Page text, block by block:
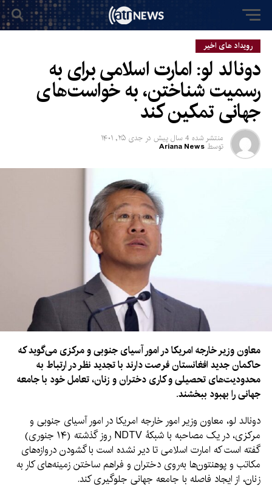
رویداد های اخیر
دونالد لو: امارت اسلامی برای به
رسمیت شناختن، به خواست‌های
جهانی تمکین کند
منتشر شده 4 سال پیش در جدی ۲۵, ۱۴۰۱
توسط Ariana News
معاون وزیر خارجه امریکا در امور آسیای جنوبی و مرکزی می‌گوید که
حاکمان جدید افغانستان فرصت دارند با تجدید نظر در ارتباط به
محدودیت‌های تحصیلی و کاری دختران و زنان، تعامل خود با جامعه
جهانی را بهبود ببخشند.
دونالد لو، معاون وزیر امور خارجه امریکا در امور آسیای جنوبی و
مرکزی، در یک مصاحبه با شبکۀ NDTV روز گذشته (۱۴ جنوری)
گفته است که امارت اسلامی تا دیر نشده است با گشودن دروازه‌های
مکاتب و پوهنتون‌ها به‌روی دختران و فراهم ساختن زمینه‌های کار به
زنان، از ایجاد فاصله با جامعه جهانی جلوگیری کند.